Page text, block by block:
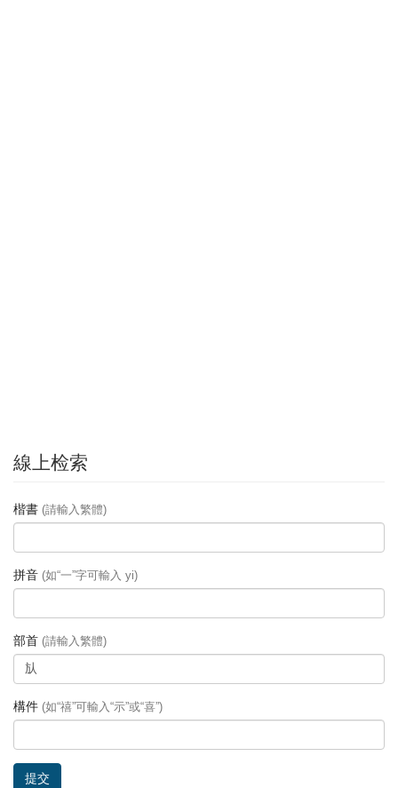
線上检索
楷書 (請輸入繁體)
拼音 (如“一”字可輸入 yi)
部首 (請輸入繁體)
構件 (如“禧”可輸入“示”或“喜”)
提交